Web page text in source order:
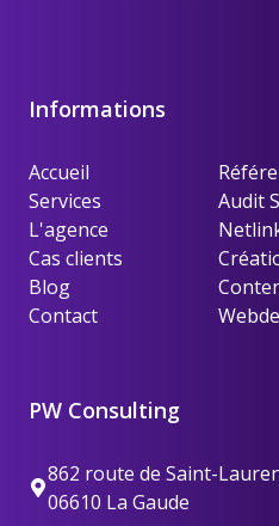
Informations
Accueil
Services
L'agence
Cas clients
Blog
Contact
Audit
PW Consulting
862 route de Saint-
06610 La Gaude